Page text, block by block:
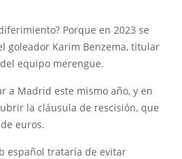
Porque en 2023 se
goleador Karim Benzema, titular
equipo merengue.
a Madrid este mismo año, y en
la cláusula de rescisión, que
euros.
español trataría de evitar